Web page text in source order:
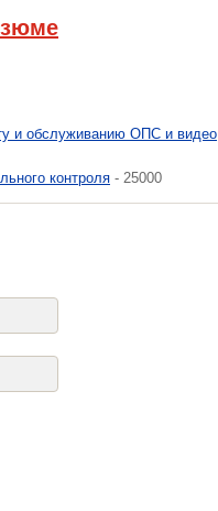
и обслуживанию ОПС и видео
контроля - 25000